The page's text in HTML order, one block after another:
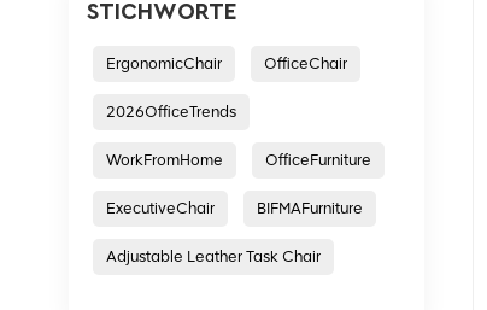
STICHWORTE
ErgonomicChair OfficeChair
2026OfficeTrends
WorkFromHome OfficeFurniture
ExecutiveChair BIFMAFurniture
Adjustable Leather Task Chair